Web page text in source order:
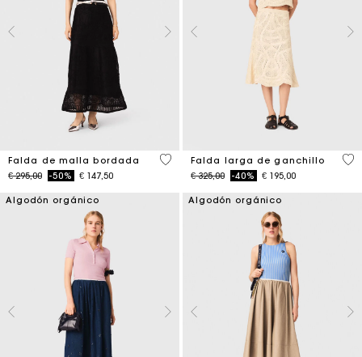
Falda de malla bordada
Price reduced from
€ 295,00to-50% € 147,50
5 out of 5 Customer Rating
Falda larga de ganchillo
Price reduced from
€ 325,00to-40% € 195,00
4,6
Algodón orgánico Algodón orgánico